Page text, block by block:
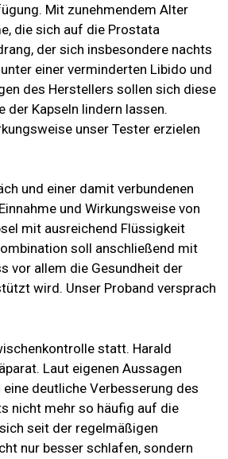
Mit zunehmendem Alter
die sich auf die Prostata
der sich insbesondere nachts
einer verminderten Libido und
des Herstellers sollen sich diese
der Kapseln lindern lassen.
unser Tester erzielen
und einer damit verbundenen
und Wirkungsweise von
mit ausreichend Flüssigkeit
soll anschließend mit
vor allem die Gesundheit der
wird. Unser Proband versprach
statt. Harald
Laut eigenen Aussagen
deutliche Verbesserung des
nicht mehr so häufig auf die
seit der regelmäßigen
nur besser schlafen, sondern